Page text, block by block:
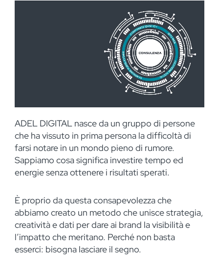
ADEL DIGITAL nasce da un gruppo di persone
che ha vissuto in prima persona la difficoltà di
farsi notare in un mondo pieno di rumore.
Sappiamo cosa significa investire tempo ed
energie senza ottenere i risultati sperati.
È proprio da questa consapevolezza che
abbiamo creato un metodo che unisce strategia,
creatività e dati per dare ai brand la visibilità e
l’impatto che meritano. Perché non basta
esserci: bisogna lasciare il segno.